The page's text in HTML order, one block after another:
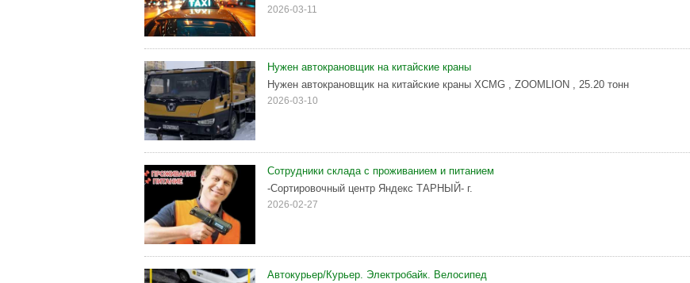
2026-03-11
Нужен автокрановщик на китайские краны
Нужен автокрановщик на китайские краны XCMG , ZOOMLION , 25.20 тонн
2026-03-10
Сотрудники склада с проживанием и питанием
-Сортировочный центр Яндекс ТАРНЫЙ- г.
2026-02-27
Автокурьер/Курьер. Электробайк. Велосипед